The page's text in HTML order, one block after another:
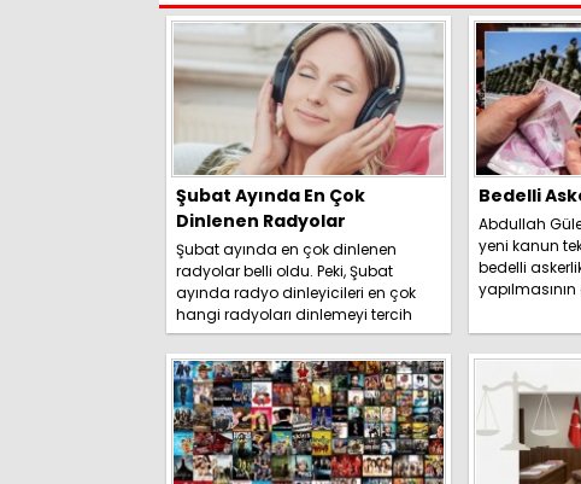
Şubat Ayında En Çok
Dinlenen Radyolar
Şubat ayında en çok dinlenen
radyolar belli oldu. Peki, Şubat
ayında radyo dinleyicileri en çok
hangi radyoları dinlemeyi tercih
etti? İşte detaylar.....
Bedelli
Abdullah
yeni kanun
bedelli